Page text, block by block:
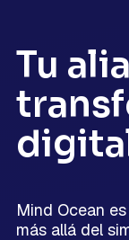
Tu
Mind Ocean
más allá del